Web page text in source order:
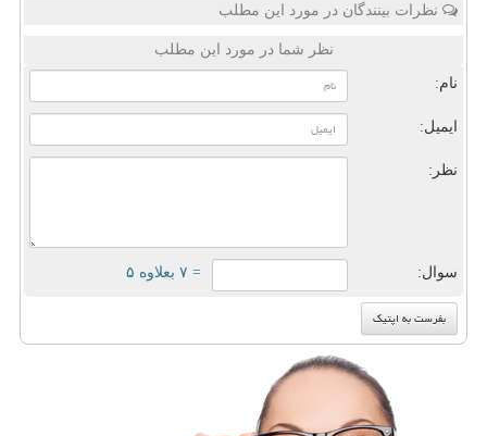
نظرات بینندگان در مورد این مطلب
نظر شما در مورد این مطلب
نام:
ایمیل:
نظر:
سوال: = ۷ بعلاوه ۵